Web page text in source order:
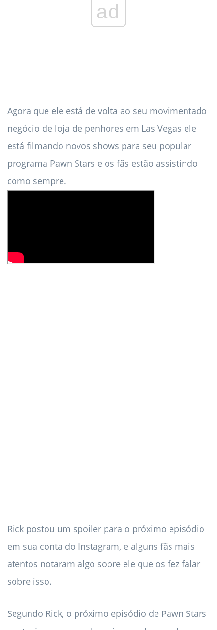
ad
Agora que ele está de volta ao seu movimentado
negócio de loja de penhores em Las Vegas ele
está filmando novos shows para seu popular
programa Pawn Stars e os fãs estão assistindo
como sempre.
Rick postou um spoiler para o próximo episódio
em sua conta do Instagram, e alguns fãs mais
atentos notaram algo sobre ele que os fez falar
sobre isso.
Segundo Rick, o próximo episódio de Pawn Stars